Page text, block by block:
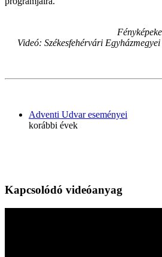
Videó: Székesfehérvári
Adventi Udvar eseményei
korábbi évek
Kapcsolódó videóanyag